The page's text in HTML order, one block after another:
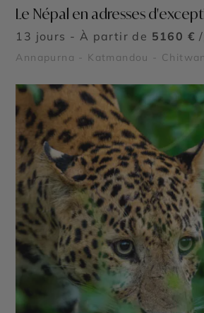
Le Népal en adresses
13 jours - À partir de 5160 €
Annapurna - Katmandou -